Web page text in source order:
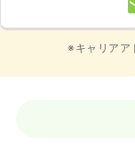
※キャリアア